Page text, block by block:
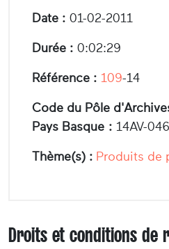
Date : 01-02-2011
Durée : 0:02:29
Référence : 109-14
Code du Pôle
Pays Basque : 14AV-
Thème(s) : Produits de
Droits et conditions de